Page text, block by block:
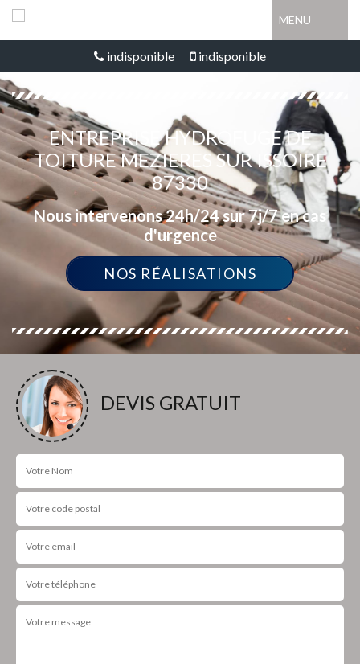
MENU
indisponible indisponible
ENTREPRISE HYDROFUGE DE
TOITURE MEZIERES SUR ISSOIRE
87330
Nous intervenons 24h/24 sur 7j/7 en cas
d'urgence
NOS RÉALISATIONS
DEVIS GRATUIT